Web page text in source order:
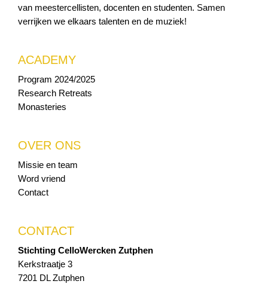
van meestercellisten, docenten en studenten. Samen
verrijken we elkaars talenten en de muziek!
ACADEMY
Program 2024/2025
Research Retreats
Monasteries
OVER ONS
Missie en team
Word vriend
Contact
CONTACT
Stichting CelloWercken Zutphen
Kerkstraatje 3
7201 DL Zutphen